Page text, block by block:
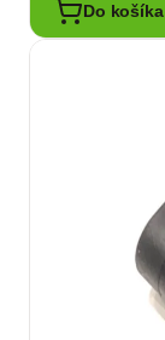
Do košíka